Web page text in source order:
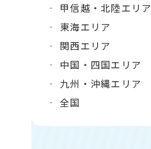
甲信越・北陸エリア
東海エリア
関西エリア
中国・四国エリア
九州・沖縄エリア
全国